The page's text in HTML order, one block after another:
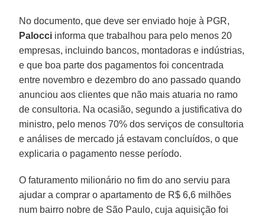
No documento, que deve ser enviado hoje à PGR,
Palocci informa que trabalhou para pelo menos 20
empresas, incluindo bancos, montadoras e indústrias,
e que boa parte dos pagamentos foi concentrada
entre novembro e dezembro do ano passado quando
anunciou aos clientes que não mais atuaria no ramo
de consultoria. Na ocasião, segundo a justificativa do
ministro, pelo menos 70% dos serviços de consultoria
e análises de mercado já estavam concluídos, o que
explicaria o pagamento nesse período.
O faturamento milionário no fim do ano serviu para
ajudar a comprar o apartamento de R$ 6,6 milhões
num bairro nobre de São Paulo, cuja aquisição foi